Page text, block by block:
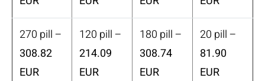
270 pill –
308.82
EUR
120 pill –
214.09
EUR
180 pill –
308.74
EUR
20 pill –
81.90
EUR